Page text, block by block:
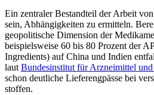
Ein zentraler Bestandteil der Arbeit
sein, Abhängig­keiten zu ermitteln.
geopolitische Dimension der
bei­spielsweise 60 bis 80 Prozent der
Ingredients) auf China und Indien
laut Bundesinstitut für Arzneimittel
schon deutliche Liefer­engpässe bei
stoffen.